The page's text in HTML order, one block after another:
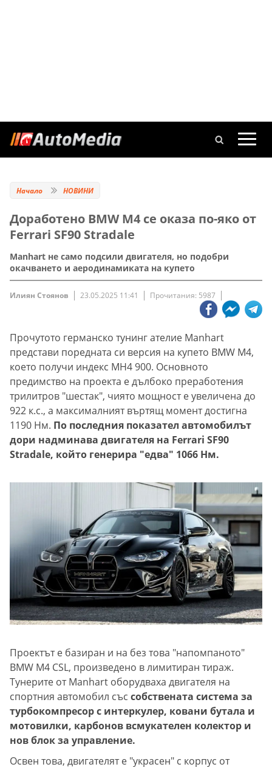
Начало НОВИНИ
Доработено BMW M4 се оказа по-яко от
Ferrari SF90 Stradale
Manhart не само подсили двигателя, но подобри
окачването и аеродинамиката на купето
Илиян Стоянов 23.05.2025 11:41 Прочитания: 5987
Прочутото германско тунинг ателие Manhart
представи поредната си версия на купето BMW M4,
което получи индекс MH4 900. Основното
предимство на проекта е дълбоко преработения
трилитров "шестак", чиято мощност е увеличена до
922 к.с., а максималният въртящ момент достигна
1190 Нм. По последния показател автомобилът
дори надминава двигателя на Ferrari SF90
Stradale, който генерира "едва" 1066 Нм.
Проектът е базиран и на без това "напомпаното"
BMW M4 CSL, произведено в лимитиран тираж.
Тунерите от Manhart оборудваха двигателя на
спортния автомобил със собствената система за
турбокомпресор с интеркулер, ковани бутала и
мотовилки, карбонов всмукателен колектор и
нов блок за управление.
Освен това, двигателят е "украсен" с корпус от